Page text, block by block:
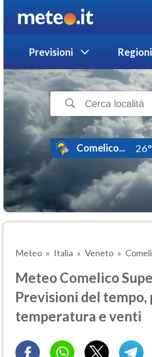
Previsioni Regioni
Comelico... 26°
Meteo Italia Veneto
Meteo Comelico
Previsioni del
temperatura e venti